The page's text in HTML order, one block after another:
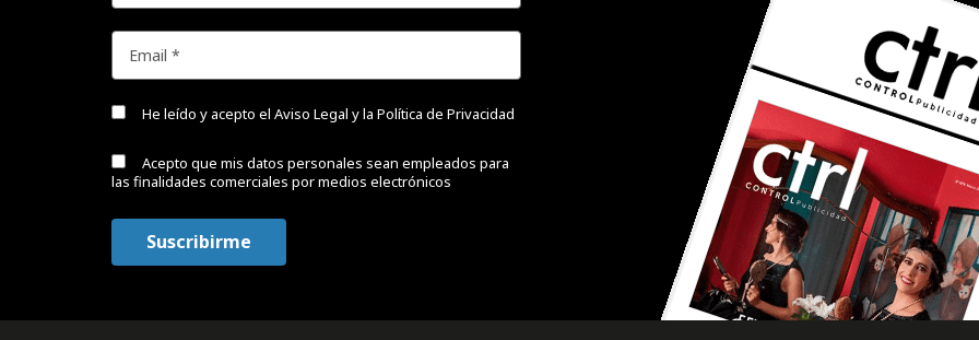
He leído y acepto el Aviso Legal y la Política de Privacidad
Acepto que mis datos personales sean empleados para
las finalidades comerciales por medios electrónicos